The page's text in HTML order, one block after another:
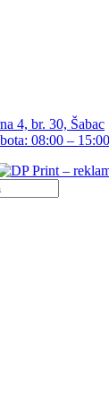
4, br. 30, Šabac